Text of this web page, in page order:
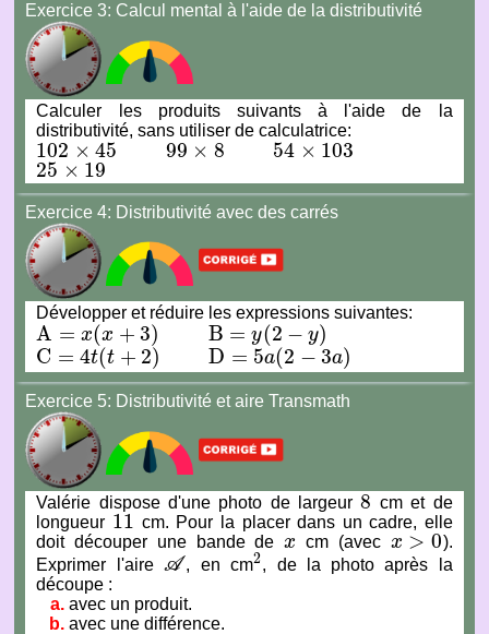
Exercice 3: Calcul mental à l'aide de la distributivité
Calculer les produits suivants à l'aide de la
distributivité, sans utiliser de calculatrice:
102 × 45
102× 45 99 × 8
99×8 54 × 103
54× 103
25 × 19
25× 19
Exercice 4: Distributivité avec des carrés
Développer et réduire les expressions suivantes:
A = x(x + 3)
A= x(x+3) B = y(2 − y)
B= y(2−y )
C = 4t(t + 2)
C=4t t+2) D = 5a(2 − 3a)
D= 5a (2−3a )
Exercice 5: Distributivité et aire Transmath
Valérie dispose d'une photo de largeur8
8 cm et de
longueur 11
11 cm. Pour la placer dans un cadre, elle
doit découper une bande dex
x cm (avec x > 0
x> 0
).
Exprimer l'aire A
A , en cm2
2, de la photo après la
découpe :
avec un produit.
avec une différence.